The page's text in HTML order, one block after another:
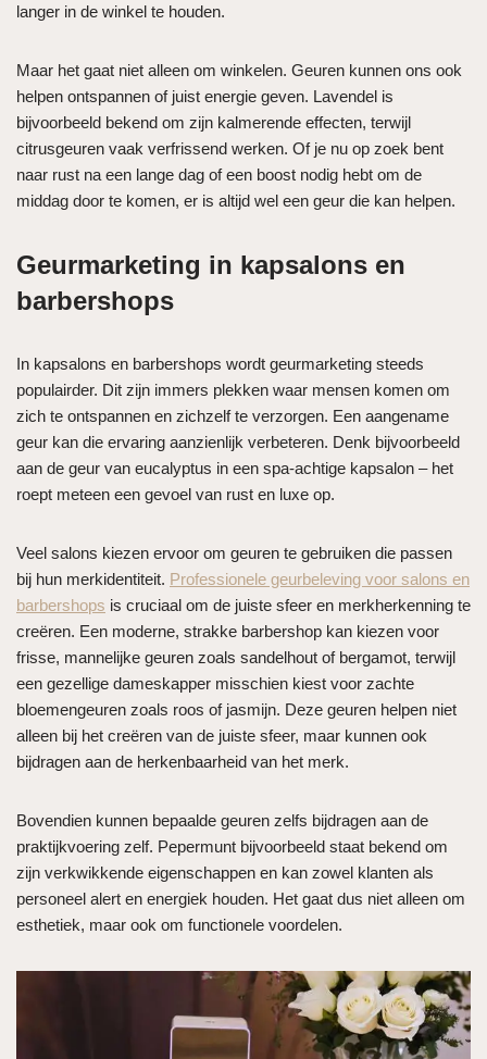
langer in de winkel te houden.
Maar het gaat niet alleen om winkelen. Geuren kunnen ons ook
helpen ontspannen of juist energie geven. Lavendel is
bijvoorbeeld bekend om zijn kalmerende effecten, terwijl
citrusgeuren vaak verfrissend werken. Of je nu op zoek bent
naar rust na een lange dag of een boost nodig hebt om de
middag door te komen, er is altijd wel een geur die kan helpen.
Geurmarketing in kapsalons en
barbershops
In kapsalons en barbershops wordt geurmarketing steeds
populairder. Dit zijn immers plekken waar mensen komen om
zich te ontspannen en zichzelf te verzorgen. Een aangename
geur kan die ervaring aanzienlijk verbeteren. Denk bijvoorbeeld
aan de geur van eucalyptus in een spa-achtige kapsalon – het
roept meteen een gevoel van rust en luxe op.
Veel salons kiezen ervoor om geuren te gebruiken die passen
bij hun merkidentiteit. Professionele geurbeleving voor salons en
barbershops is cruciaal om de juiste sfeer en merkherkenning te
creëren. Een moderne, strakke barbershop kan kiezen voor
frisse, mannelijke geuren zoals sandelhout of bergamot, terwijl
een gezellige dameskapper misschien kiest voor zachte
bloemengeuren zoals roos of jasmijn. Deze geuren helpen niet
alleen bij het creëren van de juiste sfeer, maar kunnen ook
bijdragen aan de herkenbaarheid van het merk.
Bovendien kunnen bepaalde geuren zelfs bijdragen aan de
praktijkvoering zelf. Pepermunt bijvoorbeeld staat bekend om
zijn verkwikkende eigenschappen en kan zowel klanten als
personeel alert en energiek houden. Het gaat dus niet alleen om
esthetiek, maar ook om functionele voordelen.